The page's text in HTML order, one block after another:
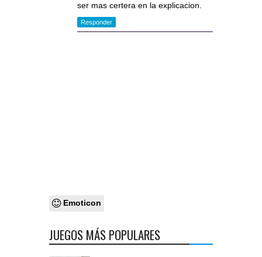
ser mas certera en la explicacion.
Responder
Emoticon
JUEGOS MÁS POPULARES